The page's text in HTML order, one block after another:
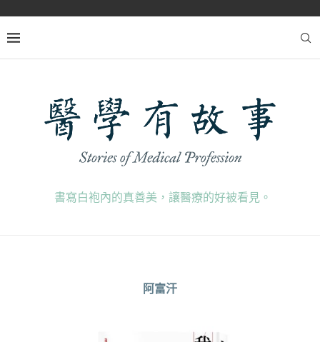
書寫白袍內的真善美，讓醫療的好被看見。
阿富汗